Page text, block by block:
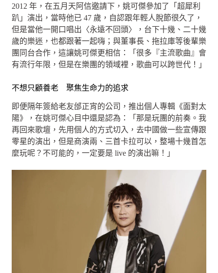
2012 年，在五月天阿信邀請下，姚可傑參加了「超犀利
趴」演出，當時他已 47 歲，自認跟年輕人脫節很久了，
但是當他一開口唱出〈永遠不回頭〉，台下十幾、二十幾
歲的樂迷，也都跟著一起嗨；與董事長、拖拉庫等後輩樂
團同台合作，這讓姚可傑更相信：「很多『主流歌曲』會
有流行年限，但是在樂團的領域裡，歌曲可以跨世代！」
不想只顧養老 聚焦生命力的追求
即便隔年簽給老友邰正宵的公司，推出個人專輯《面對太
陽》，在姚可傑心目中還是認為：「那是玩團的前奏。我
再回來歌壇，先用個人的方式切入，去中國做一些宣傳跟
零星的演出，但是商演兩、三首卡拉可以，整場十幾首怎
麼玩呢？不可能的，一定要是 live 的演出嘛！」